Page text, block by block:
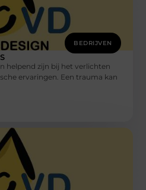
BEDRIJVEN
helpend zijn bij het verlichten
ervaringen. Een trauma kan